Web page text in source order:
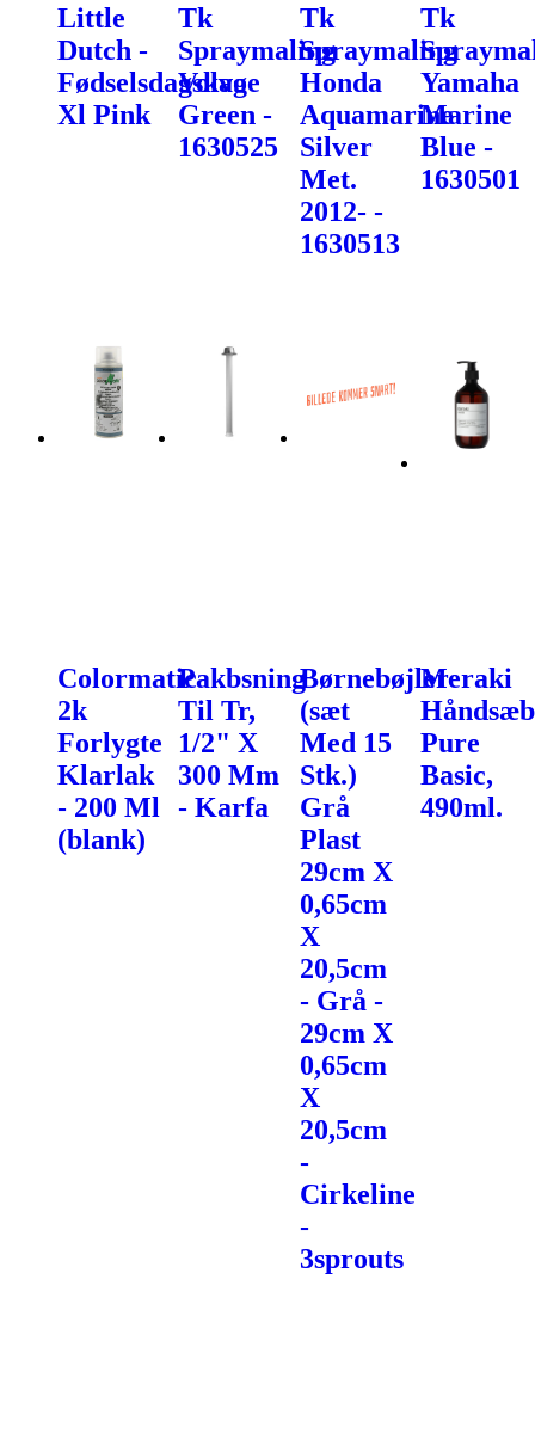
Little
Dutch -
Fødselsdagskage
Xl Pink
Tk
Spraymaling
Volvo
Green -
1630525
Tk
Spraymaling
Honda
Aquamarine
Silver
Met.
2012- -
1630513
Tk
Yamaha
Marine
Blue -
1630501
Colormatic
2k
Forlygte
Klarlak
- 200 Ml
(blank)
Pakbsning
Til Tr,
1/2" X
300 Mm
- Karfa
Børnebøjler
(sæt
Med 15
Stk.)
Grå
Plast
29cm X
0,65cm
X
20,5cm
- Grå -
29cm X
0,65cm
X
20,5cm
-
Cirkeline
-
3sprouts
Meraki
Pure
Basic,
490ml.